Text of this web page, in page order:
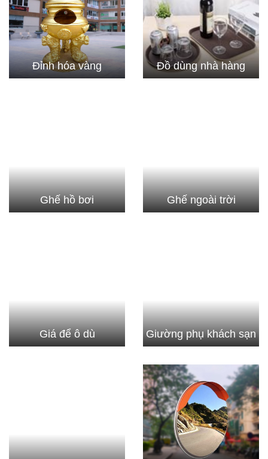
Đỉnh hóa vàng Đồ dùng nhà hàng
Ghế hồ bơi Ghế ngoài trời
Giá để ô dù Giường phụ khách sạn